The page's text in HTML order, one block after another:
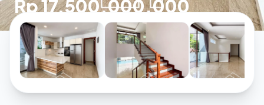
Rp 17.500.000.000